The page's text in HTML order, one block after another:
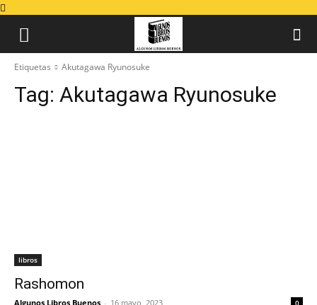
Etiquetas Akutagawa Ryunosuke
Tag: Akutagawa Ryunosuke
libros
Rashomon
Algunos Libros Buenos - 16 mayo, 2023 0